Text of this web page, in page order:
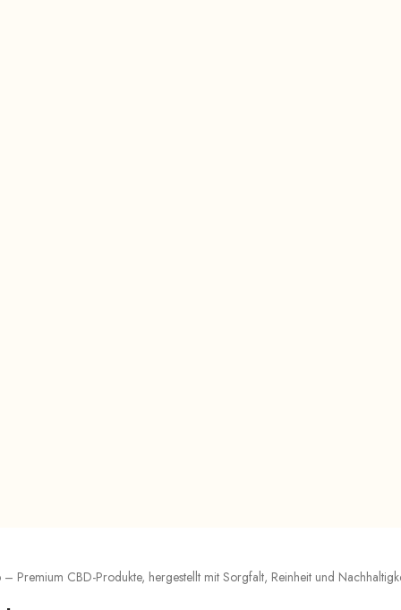
Premium CBD-Produkte, hergestellt mit Sorgfalt, Reinheit und